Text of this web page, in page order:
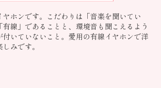
ホンです。こだわりは「音楽を聞いてい
線」であることと、環境音も聞こえるよう
いていないこと。愛用の有線イヤホンで洋
みです。